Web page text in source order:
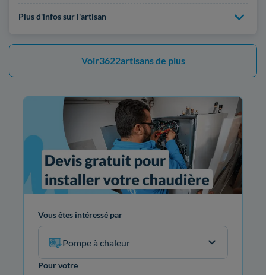
Plus d'infos sur l'artisan
Voir3622artisans de plus
Vous êtes intéressé par
Pompe à chaleur
Pour votre